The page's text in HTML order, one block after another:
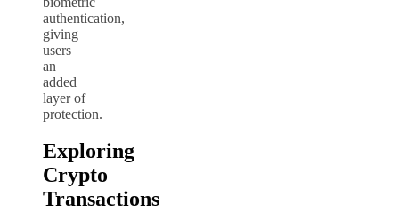
authentication,
giving
users
an
added
layer of
protection.
Exploring
Crypto
Transactions